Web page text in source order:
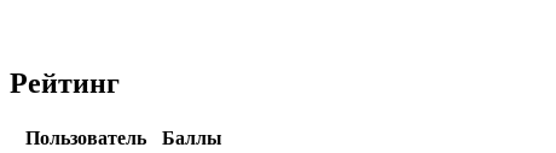
Рейтинг
Пользователь
Баллы